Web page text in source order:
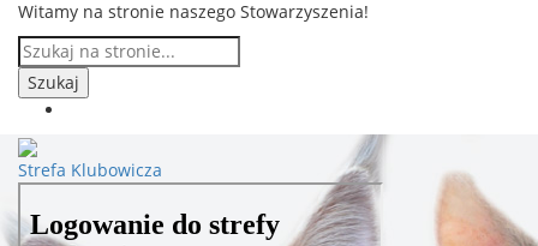
Witamy na stronie naszego Stowarzyszenia!
Strefa Klubowicza